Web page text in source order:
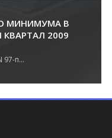
МИНИМУМА В
2009
п...